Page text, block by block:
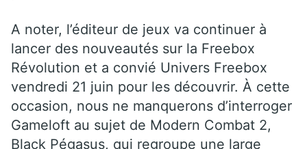
A noter, l’éditeur de jeux va continuer à
lancer des nouveautés sur la Freebox
Révolution et a convié Univers Freebox
vendredi 21 juin pour les découvrir. À cette
occasion, nous ne manquerons d’interroger
Gameloft au sujet de Modern Combat 2,
Black Pégasus, qui regroupe une large